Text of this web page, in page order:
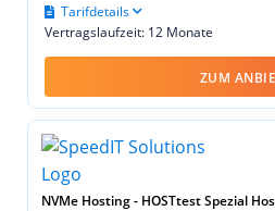
Vertragslaufzeit: 12 Monate
Tarifdetails
ZUM
NVMe Hosting - HOSTtest Spezial